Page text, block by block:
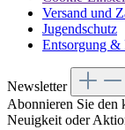
Versand und
Jugendschutz
Entsorgung &
Newsletter
Abonnieren Sie den
Neuigkeit oder